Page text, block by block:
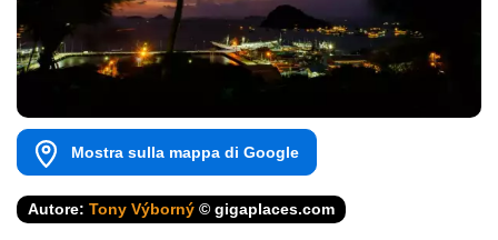
Mostra sulla mappa di Google
Autore: Tony Výborný © gigaplaces.com